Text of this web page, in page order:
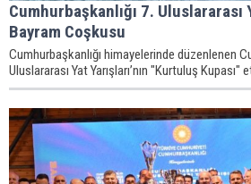
Cumhurbaşkanlığı 7. Uluslararası
Bayram Coşkusu
Cumhurbaşkanlığı himayelerinde düzenlenen
Uluslararası Yat Yarışları’nın "Kurtuluş Kupası"